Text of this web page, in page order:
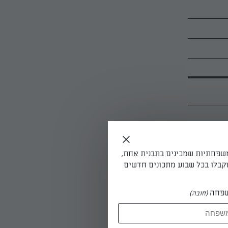
הגומה את
-
שמכינים בתבנית אחת,
בכל שבוע מתכונים חדשים
(חובה)